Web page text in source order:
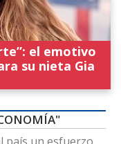
el emotivo
su nieta Gia